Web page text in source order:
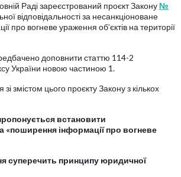
Раді зареєстрований проєкт Закону №
відповідальності за несанкціоноване
про вогневе ураження об’єктів на території
доповнити статтю 114-2
України новою частиною 1.
змістом цього проєкту Закону з кількох
встановити
«поширення інформації про вогневе
суперечить принципу юридичної